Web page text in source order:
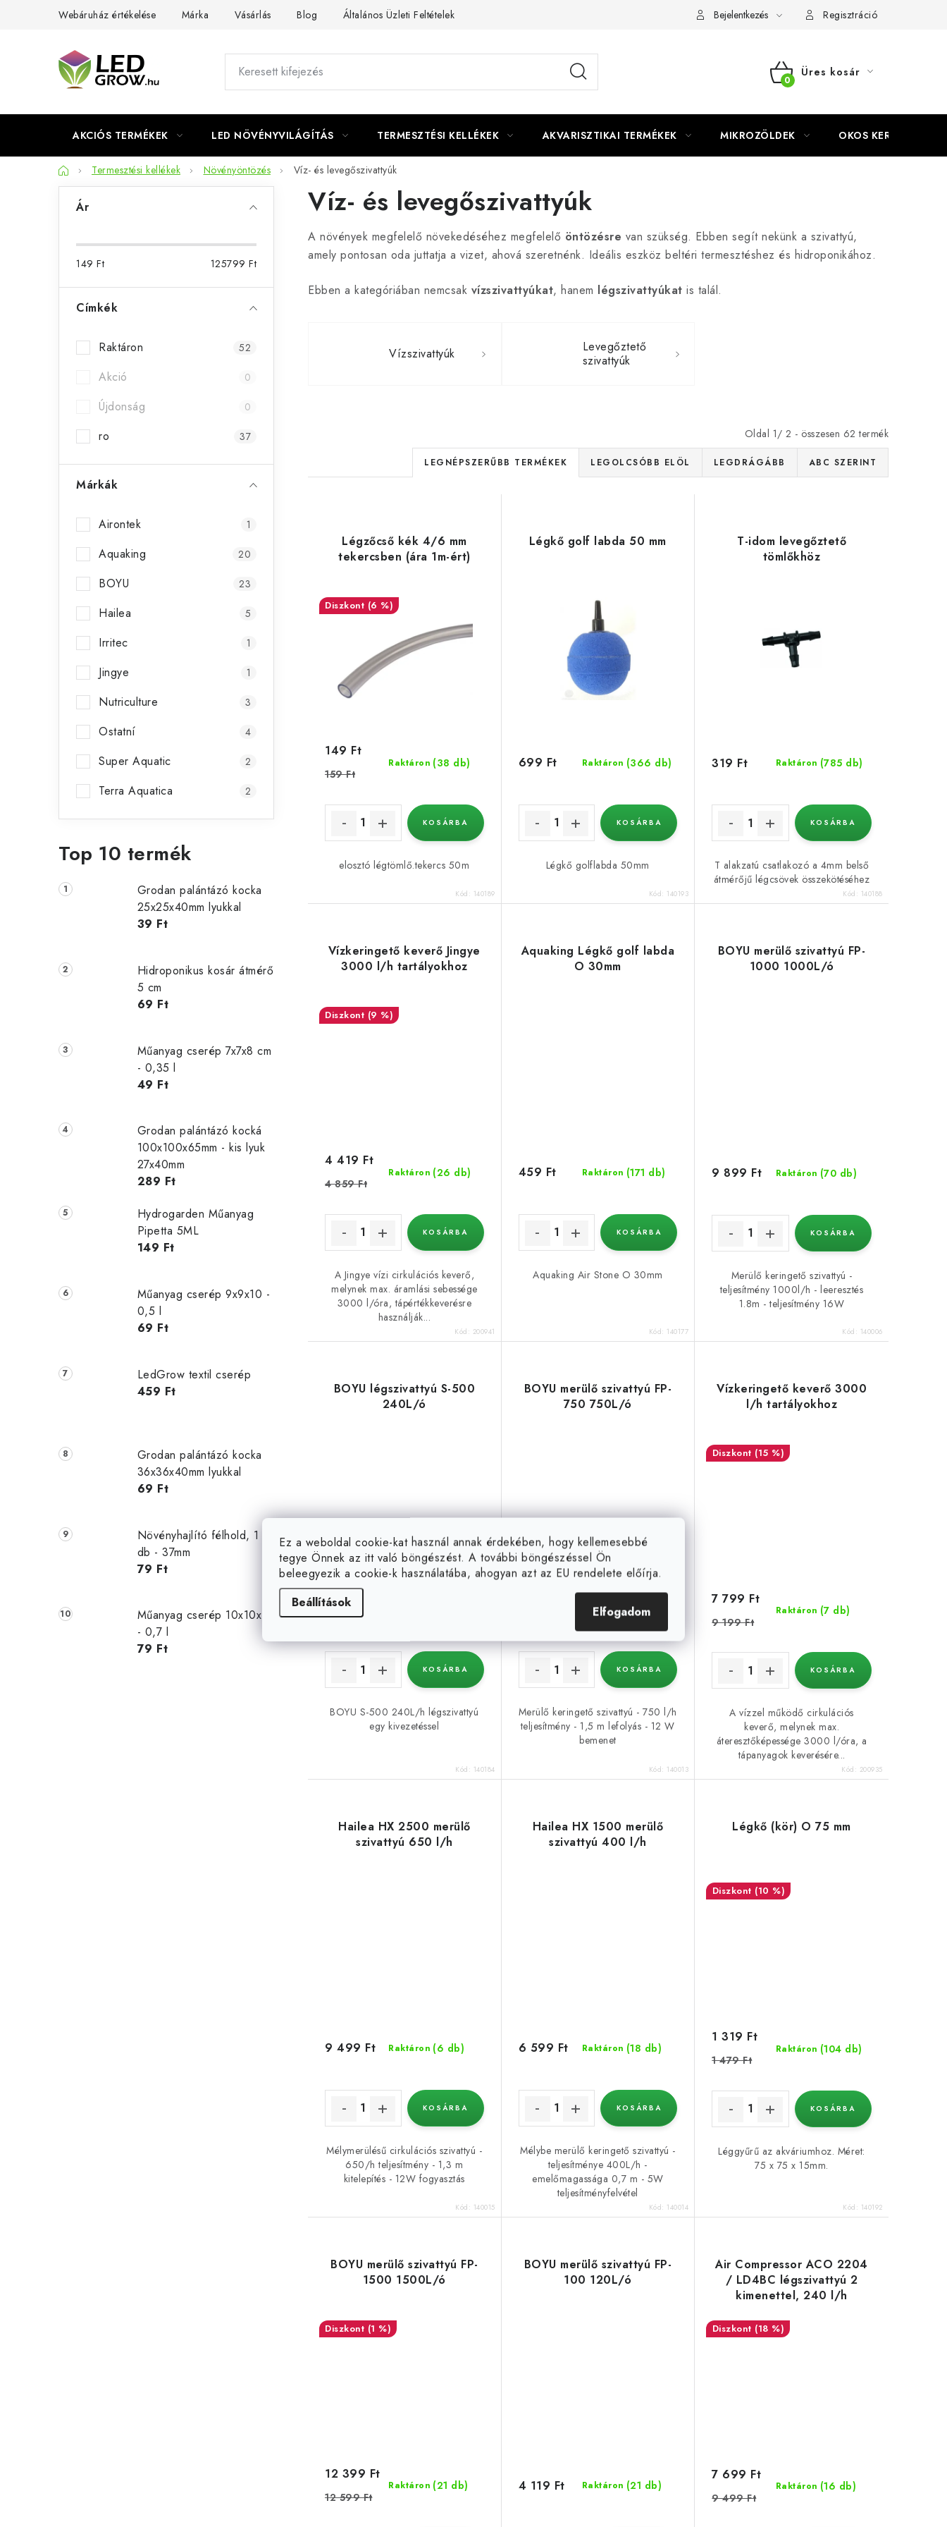
Ez a weboldal cookie-kat használ annak érdekében, hogy kellemesebbé
tegye Önnek az itt való böngészést. A további böngészéssel Ön
beleegyezik a cookie-k használatába, ahogyan azt az EU rendelete előírja.
Beállítások
Elfogadom
Webáruház értékelése Márka Vásárlás Blog Általános Üzleti Feltételek Bejelentkezés Regisztráció
KOSÁR
Üres kosár
AKCIÓS TERMÉKEK LED NÖVÉNYVILÁGÍTÁS TERMESZTÉSI KELLÉKEK AKVARISZTIKAI TERMÉKEK MIKROZÖLDEK OKOS KERT
KezdőlapTermesztési kellékek Növényöntözés Víz- és levegőszivattyúk
a
e
Ár
149 Ft 125799 Ft
Címkék
Raktáron 52
Akció 0
Újdonság 0
ro 37
Márkák
Airontek 1
Aquaking 20
BOYU 23
Hailea 5
Irritec 1
Jingye 1
Nutriculture 3
Ostatní 4
Super Aquatic 2
Terra Aquatica 2
Top 10 termék
Grodan palántázó kocka
25x25x40mm lyukkal
39 Ft
Hidroponikus kosár átmérő
5 cm
69 Ft
Műanyag cserép 7x7x8 cm
- 0,35 l
49 Ft
Grodan palántázó kocká
100x100x65mm - kis lyuk
27x40mm
289 Ft
Hydrogarden Műanyag
Pipetta 5ML
149 Ft
Műanyag cserép 9x9x10 -
0,5 l
69 Ft
LedGrow textil cserép
459 Ft
Grodan palántázó kocka
36x36x40mm lyukkal
69 Ft
Növényhajlító félhold, 1
db - 37mm
79 Ft
Műanyag cserép 10x10x11
- 0,7 l
79 Ft
Víz- és levegőszivattyúk
A növények megfelelő növekedéséhez megfelelő öntözésre van szükség. Ebben segít nekünk a szivattyú,
amely pontosan oda juttatja a vizet, ahová szeretnénk. Ideális eszköz beltéri termesztéshez és hidroponikához.
Ebben a kategóriában nemcsak vízszivattyúkat, hanem légszivattyúkat is talál.
Vízszivattyúk
Levegőztető
szivattyúk
Oldal 1/ 2 - összesen 62 termék
T
e
m
é
k
d
z
é
s
LEGNÉPSZERŰBB TERMÉKEK LEGOLCSÓBB ELÖL LEGDRÁGÁBB ABC SZERINT
é
Légzőcső kék 4/6 mm
tekercsben (ára 1m-ért)
(6 %)
Raktáron (38 db)
149 Ft
159 Ft
KOSÁRBA
elosztó légtömlő.tekercs 50m
Kód: 140189
Légkő golf labda 50 mm
Raktáron (366 db)
699 Ft
KOSÁRBA
Légkő golflabda 50mm
Kód: 140193
T-idom levegőztető
tömlőkhöz
Raktáron (785 db)
319 Ft
KOSÁRBA
T alakzatú csatlakozó a 4mm belső
átmérőjű légcsövek összekötéséhez
Kód: 140188
Vízkeringető keverő Jingye
3000 l/h tartályokhoz
(9 %)
Raktáron (26 db)
4 419 Ft
4 859 Ft
KOSÁRBA
A Jingye vízi cirkulációs keverő,
melynek max. áramlási sebessége
3000 l/óra, tápértékkeverésre
használják...
Kód: 200941
Aquaking Légkő golf labda
O 30mm
Raktáron (171 db)
459 Ft
KOSÁRBA
Aquaking Air Stone O 30mm
Kód: 140177
BOYU merülő szivattyú FP-
1000 1000L/ó
Raktáron (70 db)
9 899 Ft
KOSÁRBA
Merülő keringető szivattyú -
teljesítmény 1000l/h - leeresztés
1.8m - teljesítmény 16W
Kód: 140006
BOYU légszivattyú S-500
240L/ó
5 999 Ft
KOSÁRBA
BOYU S-500 240L/h légszivattyú
egy kivezetéssel
Kód: 140184
BOYU merülő szivattyú FP-
750 750L/ó
Raktáron(228 db)
KOSÁRBA
Merülő keringető szivattyú - 750 l/h
teljesítmény - 1,5 m lefolyás - 12 W
bemenet
Kód: 140013
Vízkeringető keverő 3000
l/h tartályokhoz
(15 %)
Raktáron (7 db)
7 799 Ft
9 199 Ft
KOSÁRBA
A vízzel működő cirkulációs
keverő, melynek max.
áteresztőképessége 3000 l/óra, a
tápanyagok keverésére...
Kód: 200935
Hailea HX 2500 merülő
szivattyú 650 l/h
Raktáron (6 db)
9 499 Ft
KOSÁRBA
Mélymerülésű cirkulációs szivattyú -
650/h teljesítmény - 1,3 m
kitelepítés - 12W fogyasztás
Kód: 140015
Hailea HX 1500 merülő
szivattyú 400 l/h
Raktáron (18 db)
6 599 Ft
KOSÁRBA
Mélybe merülő keringető szivattyú -
teljesítménye 400L/h -
emelőmagassága 0,7 m - 5W
teljesítményfelvétel
Kód: 140014
Légkő (kör) O 75 mm
(10 %)
Raktáron (104 db)
1 319 Ft
1 479 Ft
KOSÁRBA
Léggyűrű az akváriumhoz. Méret:
75 x 75 x 15mm.
Kód: 140192
BOYU merülő szivattyú FP-
1500 1500L/ó
(1 %)
Raktáron (21 db)
12 399 Ft
12 599 Ft
BOYU merülő szivattyú FP-
100 120L/ó
Raktáron (21 db)
4 119 Ft
Air Compressor ACO 2204
/ LD4BC légszivattyú 2
kimenettel, 240 l/h
(18 %)
Raktáron (16 db)
7 699 Ft
9 499 Ft